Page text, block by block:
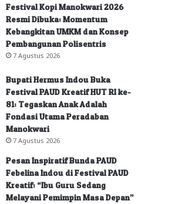
Festival Kopi Manokwari 2026
Resmi Dibuka: Momentum
Kebangkitan UMKM dan Konsep
Pembangunan Polisentris
7 Agustus 2026
Bupati Hermus Indou Buka
Festival PAUD Kreatif HUT RI ke-
81: Tegaskan Anak Adalah
Fondasi Utama Peradaban
Manokwari
7 Agustus 2026
Pesan Inspiratif Bunda PAUD
Febelina Indou di Festival PAUD
Kreatif: “Ibu Guru Sedang
Melayani Pemimpin Masa Depan”